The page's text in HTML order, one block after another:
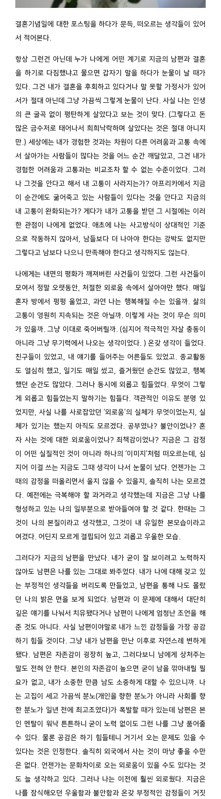
결혼기념일에 대한 포스팅을 하다가 문득, 떠오르는 생각들이 있어
서 적어본다.
항상 그런건 아닌데 누가 나에게 어떤 계기로 지금의 남편과 결혼
을 하기로 다짐했냐고 물으면 갑자기 말을 하다가 눈물이 날 때가
있다. 그건 내가 결혼을 후회하고 있다거나 말 못할 가정사가 있어
서가 절대 아닌데 그냥 가끔씩 그렇게 눈물이 난다. 사실 나는 인생
의 큰 굴곡 없이 평탄하게 살았다고 보는 것이 맞다. (그렇다고 돈
많은 금수저로 태어나서 희희낙락하며 살았다는 것은 절대 아니지
만.) 세상에는 내가 경험한 것과는 차원이 다른 어려움과 고통 속에
서 살아가는 사람들이 많다는 것을 어느 순간 깨달았고, 그건 내가
경험한 어려움과 고통과는 비교조차 할 수 없는 수준이었다. 그러
나 그것을 안다고 해서 내 고통이 사라지는가? 아프리카에서 지금
이 순간에도 굶어죽고 있는 사람들이 있다는 것을 안다고 지금의
내 고통이 완화되는가? 게다가 내가 고통을 받던 그 시절에는 이러
한 관점이 나에게 없었다. 애초에 나는 사고방식이 상대적인 기준
으로 작동하지 않아서, 남들보다 더 나아야 한다는 강박도 없지만
그렇다고 남보다 나으니 만족해야 한다고 생각하지도 않는다.
나에게는 내면의 평화가 깨져버린 사건들이 있었다. 그런 사건들이
모여서 정말 오랫동안, 처절한 외로움 속에서 살아야만 했다. 매일
혼자 방에서 펑펑 울었고, 과연 나는 행복해질 수는 있을까. 삶의
고통이 영원히 지속되는 것은 아닐까. 이렇게 사는 것이 무슨 의미
가 있을까. 그냥 이대로 죽어버릴까. (심지어 적극적인 자살 충동이
아니라 그냥 무기력에서 나오는 생각이었다. ) 온갖 생각이 들었다.
친구들이 있었고, 내 얘기를 들어주는 어른들도 있었고. 종교활동
도 열심히 했고, 일기도 매일 썼고, 즐거웠던 순간도 많았고, 행복
했던 순간도 많았다. 그러나 동시에 외롭고 힘들었다. 무엇이 그렇
게 외롭고 힘들었는지 말하기는 힘들다. 객관적인 이유도 분명 있
었지만, 사실 나를 사로잡았던 ‘외로움’의 실체가 무엇이었는지, 실
체가 있기는 했는지 아직도 모르겠다. 공부였나? 불안이었나? 혼
자 사는 것에 대한 외로움이었나? 죄책감이었나? 지금은 그 감정
이 어떤 실질적인 것이 아니라 하나의 ‘이미지’처럼 떠오르는데, 심
지어 이걸 쓰는 지금도 그때 생각이 나서 눈물이 났다. 언젠가는 그
때의 감정을 떠올리면서 울지 않을 수 있을지, 솔직히 나는 모르겠
다. 예전에는 극복해야 할 과거라고 생각했는데 지금은 그냥 나를
형성하고 있는 나의 일부분으로 받아들여야 할 것 같다. 한때는 그
것이 나의 본질이라고 생각했고, 그것이 내 유일한 본모습이라고
여겼다. 어딘지 모르게 결핍되어 있고 괴롭고 우울한 모습.
그러다가 지금의 남편을 만났다. 내가 굳이 잘 보이려고 노력하지
않아도 남편은 나를 있는 그대로 봐주었다. 내가 나에 대해 갖고 있
는 부정적인 생각들을 버리도록 만들었고, 남편을 통해 나도 몰랐
던 나의 밝은 면을 보게 되었다. 남편과 이 문제에 대해서 대단히
깊은 얘기를 나눠서 치유됐다거나 남편이 나에게 엄청난 조언을 해
준 것도 아니다. 사실 남편이야말로 내가 느낀 감정들을 가장 공감
하기 힘들 것이다. 그냥 내가 남편을 만난 이후로 자연스레 변하게
됐다. 남편은 자존감이 굉장히 높고, 그러다보니 남에게 상처주는
말도 전혀 안 한다. 본인의 자존감이 높으면 굳이 남을 깎아내릴 필
요가 없고, 내가 소중한 만큼 남도 소중하게 대할 수 있으니까. 나
는 고집이 세고 가끔씩 분노(개인을 향한 분노가 아니라 사회를 향
한 분노가 일년 전에 최고조였다)가 폭발할 때가 있는데 남편은 본
인 멘탈이 워낙 튼튼하니 굳이 노력 없이도 그런 나를 그냥 품어줄
수 있다. 물론 공감은 하기 힘들테니 거기서 오는 문제도 있을 수
있다는 것은 인정한다. 솔직히 외국에서 사는 것이 마냥 좋을 수만
은 없다. 언젠가는 문화차이로 오는 외로움이 있을 수도 있다는 것
도 늘 생각하고 있다. 그러나 나는 이전에 훨씬 외로웠다. 지금은
나를 잠식해오던 우울함과 불안함과 온갖 부정적인 감정들이 거짓